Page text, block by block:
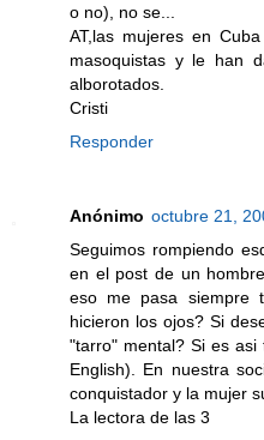
o no), no se...
AT,las mujeres en
masoquistas y le han
alborotados.
Cristi
Responder
Anónimo octubre 21,
Seguimos rompiendo
en el post de un
eso me pasa siempre
hicieron los ojos? Si
"tarro" mental? Si es
English). En nuestra
conquistador y la mujer
La lectora de las 3